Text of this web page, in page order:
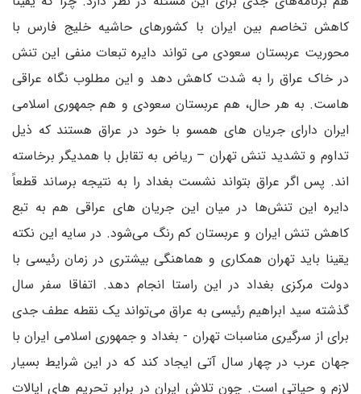
کاهش تخاصم بین ایران با کشورهای حاشیه خلیج فارس با
محوریت عربستان سعودی می تواند دایره تبعات منفی این تنش
در خاک عراق را به شدت کاهش دهد و این مطلوب نگاه عراقی
هاست. به هر حال، هم عربستان سعودی و هم جمهوری اسلامی
ایران دارای جریان های همسو با خود در عراق هستند که ذیل
تداوم و تشدید تنش تهران – ریاض به تقابل با همدیگر برخاسته
اند. پس اگر عراق بتواند نشست بغداد را به نتیجه برساند قطعاً
دایره این تنش‌ها در میان این جریان های عراقی هم به تبع
کاهش تنش ایران و عربستان کم رنگ می‌شود. در سایه این نکته
یقینا باید تهران همکاری و هماهنگی بیشتری در زمان رئیسی با
دولت مرکزی بغداد در این راستا انجام دهد. اتفاقا سفر سال
گذشته سید ابراهیم رئیسی به عراق می‌تواند یک نقطه عطف جدی
برای از سرگیری مناسبات تهران - بغداد و جمهوری اسلامی ایران با
جهان عرب در چهار سال آتی ایجاد کند که در این شرایط بسیار
لازم و حیاتی است. چون تلاش ایران در برابر تحریم های ایالات